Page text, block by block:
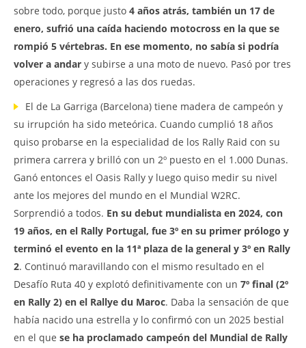
sobre todo, porque justo 4 años atrás, también un 17 de
enero, sufrió una caída haciendo motocross en la que se
rompió 5 vértebras. En ese momento, no sabía si podría
volver a andar y subirse a una moto de nuevo. Pasó por tres
operaciones y regresó a las dos ruedas.
El de La Garriga (Barcelona) tiene madera de campeón y
su irrupción ha sido meteórica. Cuando cumplió 18 años
quiso probarse en la especialidad de los Rally Raid con su
primera carrera y brilló con un 2º puesto en el 1.000 Dunas.
Ganó entonces el Oasis Rally y luego quiso medir su nivel
ante los mejores del mundo en el Mundial W2RC.
Sorprendió a todos. En su debut mundialista en 2024, con
19 años, en el Rally Portugal, fue 3º en su primer prólogo y
terminó el evento en la 11ª plaza de la general y 3º en Rally
2. Continuó maravillando con el mismo resultado en el
Desafío Ruta 40 y explotó definitivamente con un 7º final (2º
en Rally 2) en el Rallye du Maroc. Daba la sensación de que
había nacido una estrella y lo confirmó con un 2025 bestial
en el que se ha proclamado campeón del Mundial de Rally